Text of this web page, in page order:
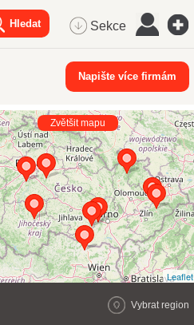
Sekce
Napište více firmám
Leaflet
Zvětšit mapu
Vybrat region